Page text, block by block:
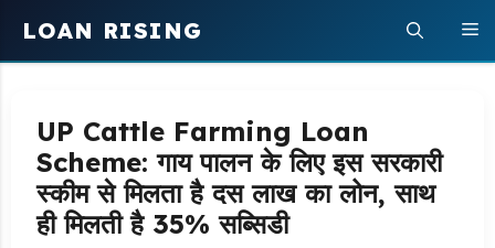
content
LOAN RISING
UP Cattle Farming Loan
Scheme: गाय पालन के लिए इस सरकारी
स्कीम से मिलता है दस लाख का लोन, साथ
ही मिलती है 35% सब्सिडी